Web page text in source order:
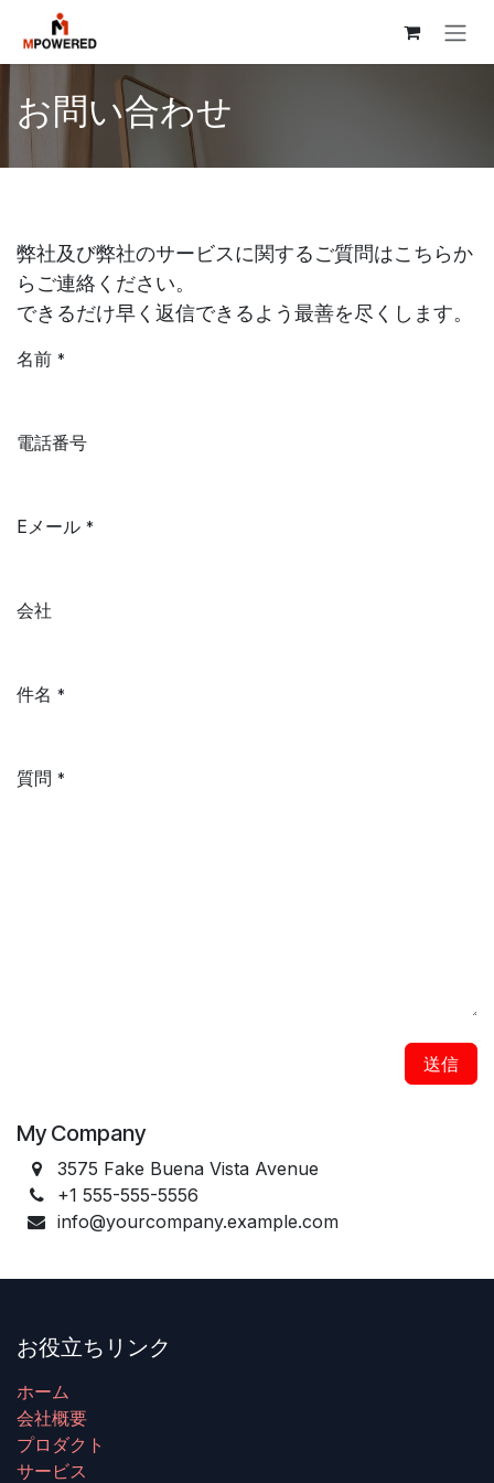
コンテンツへスキップ
お問い合わせ
弊社及び弊社のサービスに関するご質問はこちらか
らご連絡ください。
できるだけ早く返信できるよう最善を尽くします。
名前 *
電話番号
Eメール *
会社
件名 *
質問 *
送信
My Company
3575 Fake Buena Vista Avenue
+1 555-555-5556
info@yourcompany.example.com
お役立ちリンク
ホーム
会社概要
プロダクト
サービス